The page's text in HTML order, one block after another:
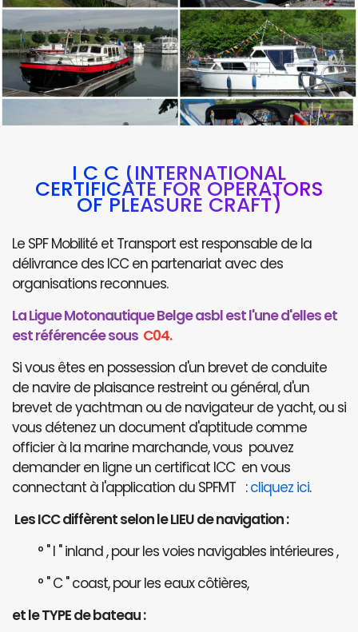
I C C (INTERNATIONAL
CERTIFICATE FOR OPERATORS
OF PLEASURE CRAFT)
Le SPF Mobilité et Transport est responsable de la
délivrance des ICC en partenariat avec des
organisations reconnues.
La Ligue Motonautique Belge asbl est l'une d'elles et
est référencée sous C04.
Si vous êtes en possession d'un brevet de conduite
de navire de plaisance restreint ou général, d'un
brevet de yachtman ou de navigateur de yacht, ou si
vous détenez un document d'aptitude comme
officier à la marine marchande, vous pouvez
demander en ligne un certificat ICC en vous
connectant à l'application du SPFMT :cliquez ici.
Les ICC diffèrent selon le LIEU de navigation :
° " I " inland , pour les voies navigables intérieures ,
° " C " coast, pour les eaux côtières,
et le TYPE de bateau :